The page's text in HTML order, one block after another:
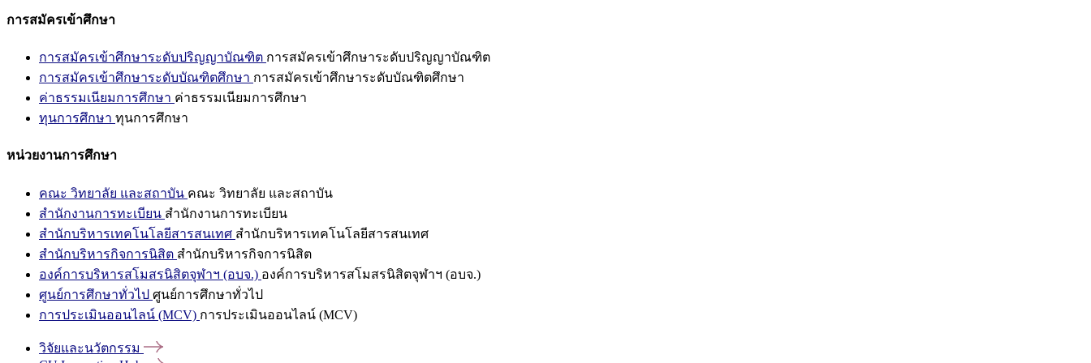
การสมัครเข้าศึกษา
การสมัครเข้าศึกษาระดับปริญญาบัณฑิต การสมัครเข้าศึกษาระดับปริญญาบัณฑิต
การสมัครเข้าศึกษาระดับบัณฑิตศึกษา การสมัครเข้าศึกษาระดับบัณฑิตศึกษา
ค่าธรรมเนียมการศึกษา ค่าธรรมเนียมการศึกษา
ทุนการศึกษา ทุนการศึกษา
หน่วยงานการศึกษา
คณะ วิทยาลัย และสถาบัน คณะ วิทยาลัย และสถาบัน
สำนักงานการทะเบียน สำนักงานการทะเบียน
สำนักบริหารเทคโนโลยีสารสนเทศ สำนักบริหารเทคโนโลยีสารสนเทศ
สำนักบริหารกิจการนิสิต สำนักบริหารกิจการนิสิต
องค์การบริหารสโมสรนิสิตจุฬาฯ (อบจ.) องค์การบริหารสโมสรนิสิตจุฬาฯ (อบจ.)
ศูนย์การศึกษาทั่วไป ศูนย์การศึกษาทั่วไป
การประเมินออนไลน์ (MCV) การประเมินออนไลน์ (MCV)
วิจัยและนวัตกรรม